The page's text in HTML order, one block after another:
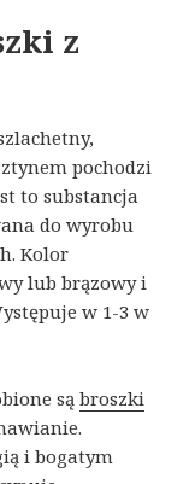
z
pochodzi
to substancja
do wyrobu
Kolor
lub brązowy i
w 1-3 w
sąbroszki
i bogatym